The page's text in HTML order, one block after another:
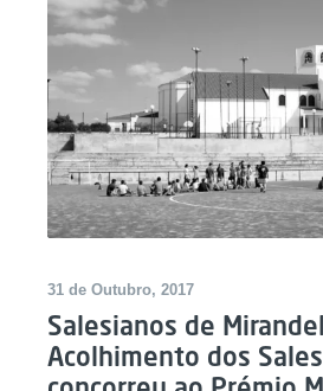
31 de Outubro, 2017
Salesianos de
Acolhimento dos